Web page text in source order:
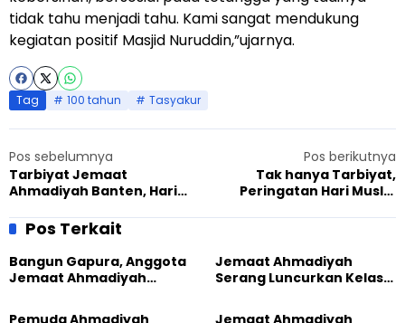
tidak tahu menjadi tahu. Kami sangat mendukung
kegiatan positif Masjid Nuruddin,”ujarnya.
Tag 100 tahun Tasyakur
Pos sebelumnya
Tarbiyat Jemaat
Ahmadiyah Banten, Hari
Kemenangan Jemaat
Pos berikutnya
Tak hanya Tarbiyat,
Peringatan Hari Muslih
Jambi Dibarengi Berbagi
Pos Terkait
Bangun Gapura, Anggota
Jemaat Ahmadiyah
Sambut HUT RI ke-81
Jemaat Ahmadiyah
Serang Luncurkan Kelas
Generasi Unggul